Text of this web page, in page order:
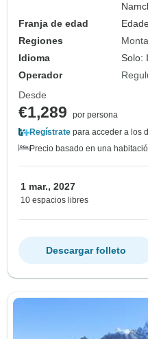
Franja de edad
Regiones
Idioma
Solo:
Operador
Desde
€1,289
por persona
Regístrate para acceder a los
Precio basado en una
1 mar., 2027
10 espacios libres
Descargar folleto